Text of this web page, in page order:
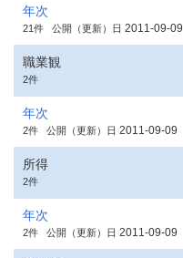
年次
21件 公開（更新）日 2011-09-09
職業観
2件
年次
2件 公開（更新）日 2011-09-09
所得
2件
年次
2件 公開（更新）日 2011-09-09